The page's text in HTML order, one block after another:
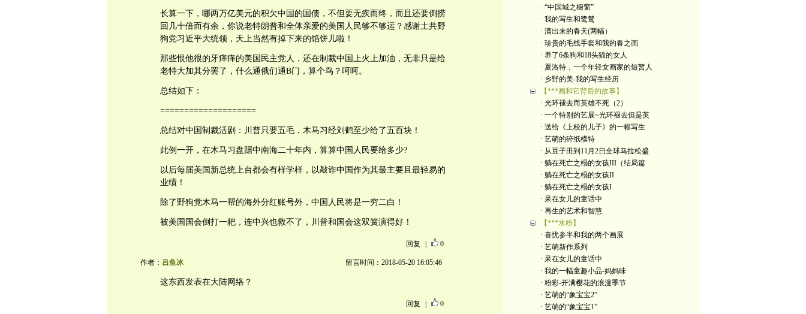
长算一下，哪两万亿美元的积欠中国的国债，不但要无疾而终，而且还要倒捞
回几十倍而有余，你说老特朗普和全体亲爱的美国人民够不够运？感谢土共野
狗党习近平大统领，天上当然有掉下来的馅饼儿啦！
那些恨他很的牙痒痒的美国民主党人，还在制裁中国上火上加油，无非只是给
老特大加其分罢了，什么通俄们通B门，算个鸟？呵呵。
总结如下：
====================
总结对中国制裁活剧：川普只要五毛，木马习经刘鹤至少给了五百块！
此例一开，在木马习盘踞中南海二十年内，算算中国人民要给多少?
以后每届美国新总统上台都会有样学样，以敲诈中国作为其最主要且最轻易的
业绩！
除了野狗党木马一帮的海外分红账号外，中国人民将是一穷二白！
被美国国会倒打一耙，连中兴也救不了，川普和国会这双簧演得好！
回复 0
作者： 吕鱼冰 留言时间：2018-05-20 16:05:46
这东西发表在大陆网络？
回复 0
· “中国城之橱窗”
· 我的写生和鹭鸶
· 滴出来的春天(两幅）
· 珍贵的毛线手套和我的春之画
· 养了6条狗和18头猫的女人
· 夏洛特，一个年轻女画家的短暂人
· 乡野的美-我的写生经历
【***画和它背后的故事】
· 光环褪去而英雄不死（2）
· 一个特别的艺展~光环褪去但是英
· 送给《上校的儿子》的一幅写生
· 艺萌的碎纸模特
· 从豆子田到11月2日全球马拉松盛
· 躺在死亡之榻的女孩III（结局篇
· 躺在死亡之榻的女孩II
· 躺在死亡之榻的女孩I
· 呆在女儿的童话中
· 再生的艺术和智慧
【***水粉】
· 喜忧参半和我的两个画展
· 艺萌新作系列
· 呆在女儿的童话中
· 我的一幅童趣小品-妈妈味
· 粉彩-开满樱花的浪漫季节
· 艺萌的“象宝宝2”
· 艺萌的“象宝宝1”